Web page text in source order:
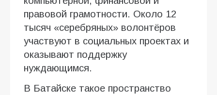
правовой грамотности. Около 12
тысяч «серебряных» волонтёров
участвуют в социальных проектах и
оказывают поддержку
нуждающимся.
В Батайске такое пространство